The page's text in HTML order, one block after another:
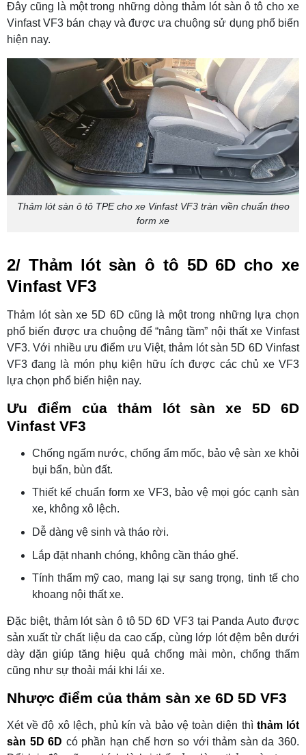
Đây cũng là một trong những dòng thảm lót sàn ô tô cho xe
Vinfast VF3 bán chạy và được ưa chuộng sử dụng phổ biến
hiện nay.
Thảm lót sàn ô tô TPE cho xe Vinfast VF3 tràn viền chuẩn theo
form xe
2/ Thảm lót sàn ô tô 5D 6D cho xe
Vinfast VF3
Thảm lót sàn xe 5D 6D cũng là một trong những lựa chọn
phổ biến được ưa chuộng để “nâng tầm” nội thất xe Vinfast
VF3. Với nhiều ưu điểm ưu Việt, thảm lót sàn 5D 6D Vinfast
VF3 đang là món phụ kiện hữu ích được các chủ xe VF3
lựa chọn phổ biến hiện nay.
Ưu điểm của thảm lót sàn xe 5D 6D
Vinfast VF3
Chống ngấm nước, chống ẩm mốc, bảo vệ sàn xe khỏi
bụi bẩn, bùn đất.
Thiết kế chuẩn form xe VF3, bảo vệ mọi góc cạnh sàn
xe, không xô lệch.
Dễ dàng vệ sinh và tháo rời.
Lắp đặt nhanh chóng, không cần tháo ghế.
Tính thẩm mỹ cao, mang lại sự sang trọng, tinh tế cho
khoang nội thất xe.
Đặc biệt, thảm lót sàn ô tô 5D 6D VF3 tại Panda Auto được
sản xuất từ chất liệu da cao cấp, cùng lớp lót đệm bên dưới
dày dặn giúp tăng hiệu quả chống mài mòn, chống thấm
cũng như sự thoải mái khi lái xe.
Nhược điểm của thảm sàn xe 6D 5D VF3
Xét về độ xô lệch, phủ kín và bảo vệ toàn diện thì thảm lót
sàn 5D 6D có phần hạn chế hơn so với thảm sàn da 360.